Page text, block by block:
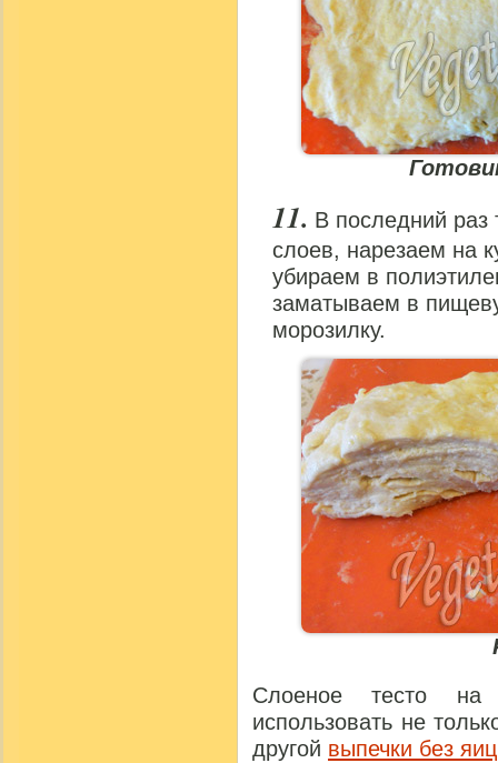
В последний раз
слоев, нарезаем на
убираем в
заматываем в
морозилку.
Слоеное тесто
использовать не
другой выпечки без яиц